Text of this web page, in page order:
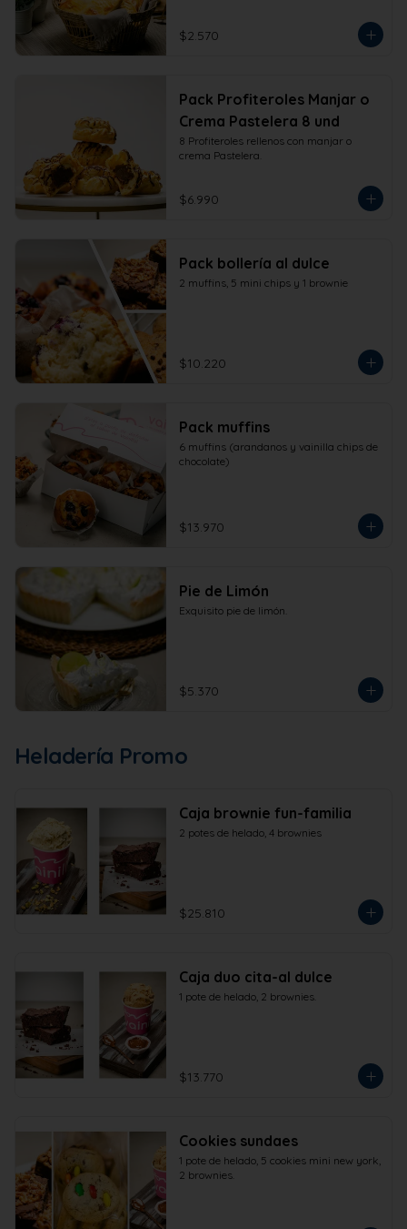
$2.570
Pack Profiteroles Manjar o
Crema Pastelera 8 und
8 Profiteroles rellenos con manjar o
crema Pastelera.
$6.990
Pack bollería al dulce
2 muffins, 5 mini chips y 1 brownie
$10.220
Pack muffins
6 muffins (arandanos y vainilla chips de
chocolate)
$13.970
Pie de Limón
Exquisito pie de limón.
$5.370
Heladería Promo
Caja brownie fun-familia
2 potes de helado, 4 brownies
$25.810
Caja duo cita-al dulce
1 pote de helado, 2 brownies.
$13.770
Cookies sundaes
1 pote de helado, 5 cookies mini new york,
2 brownies.